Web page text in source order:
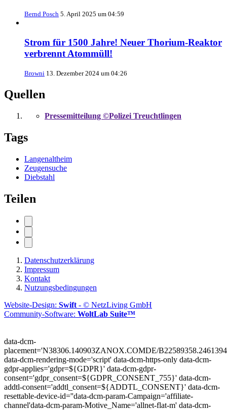
Bernd Posch 5. April 2025 um 04:59
Strom für 1500 Jahre! Neuer Thorium-Reaktor
verbrennt Atommüll!
Browni 13. Dezember 2024 um 04:26
Quellen
Pressemitteilung ©Polizei Treuchtlingen
Tags
Langenaltheim
Zeugensuche
Diebstahl
Teilen
Datenschutzerklärung
Impressum
Kontakt
Nutzungsbedingungen
Website-Design: Swift - © NetzLiving GmbH
Community-Software: WoltLab Suite™
data-dcm-
placement='N38306.140903ZANOX.COMDE/
data-dcm-rendering-mode='script' data-dcm-https-only data-dcm-
gdpr-applies='gdpr=${GDPR}' data-dcm-gdpr-
consent='gdpr_consent=${GDPR_CONSENT_755}' data-dcm-
addtl-consent='addtl_consent=${ADDTL_CONSENT}' data-dcm-
resettable-device-id=''data-dcm-param-Campaign='affiliate-
channel'data-dcm-param-Motive_Name='allnet-flat-m' data-dcm-